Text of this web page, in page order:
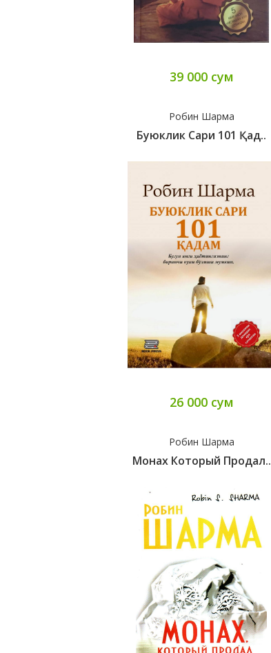
39 000 сум
Робин Шарма
Буюклик Сари 101 Қад..
26 000 сум
Робин Шарма
Монах Который Продал..